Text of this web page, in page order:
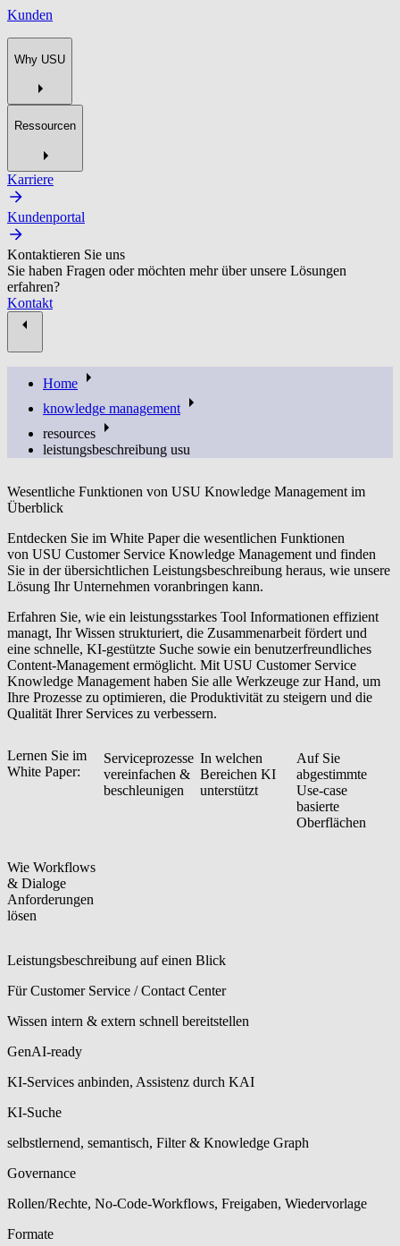
Kunden
Why USU
Ressourcen
Karriere
Kundenportal
Kontaktieren Sie uns
Sie haben Fragen oder möchten mehr über unsere Lösungen
erfahren?
Kontakt
Home
knowledge management
resources
leistungsbeschreibung usu
Wesentliche Funktionen von USU Knowledge Management im
Überblick
Entdecken Sie im White Paper die wesentlichen Funktionen
von USU Customer Service Knowledge Management und finden
Sie in der übersichtlichen Leistungsbeschreibung heraus, wie unsere
Lösung Ihr Unternehmen voranbringen kann.
Erfahren Sie, wie ein leistungsstarkes Tool Informationen effizient
managt, Ihr Wissen strukturiert, die Zusammenarbeit fördert und
eine schnelle, KI-gestützte Suche sowie ein benutzerfreundliches
Content-Management ermöglicht. Mit USU Customer Service
Knowledge Management haben Sie alle Werkzeuge zur Hand, um
Ihre Prozesse zu optimieren, die Produktivität zu steigern und die
Qualität Ihrer Services zu verbessern.
Lernen Sie im
White Paper:
Serviceprozesse
vereinfachen &
beschleunigen
In welchen
Bereichen KI
unterstützt
Auf Sie
abgestimmte
Use-case
basierte
Oberflächen
Wie Workflows
& Dialoge
Anforderungen
lösen
Leistungsbeschreibung auf einen Blick
Für Customer Service / Contact Center
Wissen intern & extern schnell bereitstellen
GenAI-ready
KI-Services anbinden, Assistenz durch KAI
KI-Suche
selbstlernend, semantisch, Filter & Knowledge Graph
Governance
Rollen/Rechte, No‑Code-Workflows, Freigaben, Wiedervorlage
Formate